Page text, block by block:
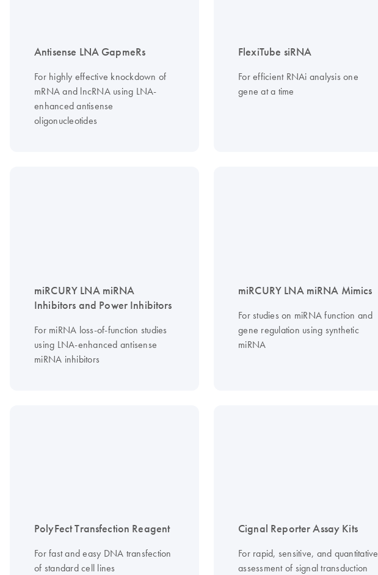
Antisense LNA GapmeRs
For highly effective knockdown of
mRNA and lncRNA using LNA-
enhanced antisense
oligonucleotides
FlexiTube siRNA
For efficient RNAi analysis one
gene at a time
miRCURY LNA miRNA
Inhibitors and Power Inhibitors
For miRNA loss-of-function studies
using LNA-enhanced antisense
miRNA inhibitors
miRCURY LNA miRNA Mimics
For studies on miRNA function and
gene regulation using synthetic
miRNA
PolyFect Transfection Reagent
For fast and easy DNA transfection
of standard cell lines
Cignal Reporter Assay Kits
For rapid, sensitive, and quantitative
assessment of signal transduction